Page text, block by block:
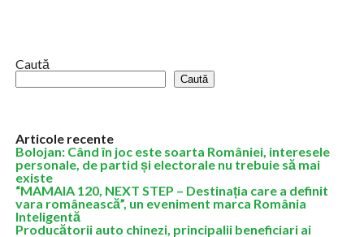
Caută
Caută
Articole recente
Bolojan: Când în joc este soarta României, interesele
personale, de partid și electorale nu trebuie să mai
existe
“MAMAIA 120, NEXT STEP – Destinația care a definit
vara românească”, un eveniment marca România
Inteligentă
Producătorii auto chinezi, principalii beneficiari ai